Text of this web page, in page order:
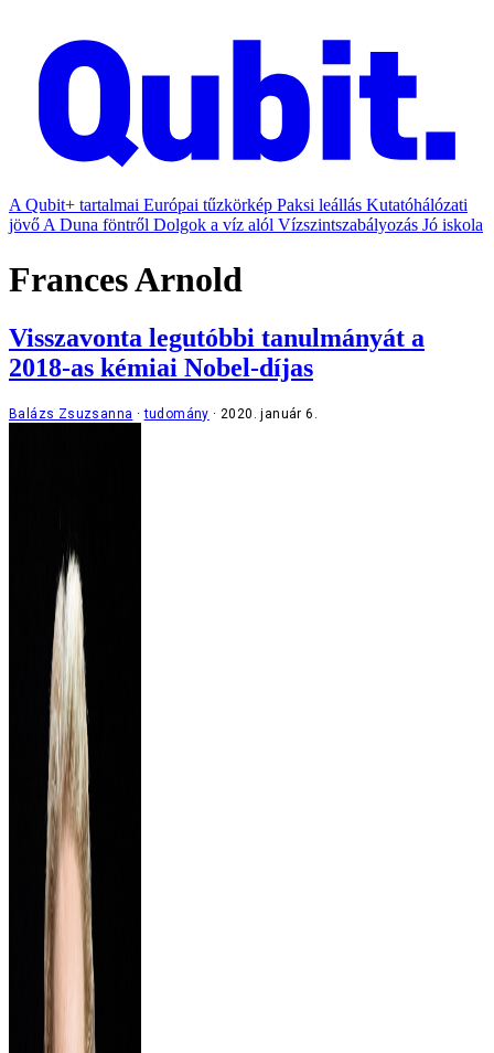
A Qubit+ tartalmai Európai tűzkörkép Paksi leállás Kutatóhálózati
jövő A Duna föntről Dolgok a víz alól Vízszintszabályozás Jó iskola
Frances Arnold
Visszavonta legutóbbi tanulmányát a
2018-as kémiai Nobel-díjas
Balázs Zsuzsanna tudomány 2020. január 6.